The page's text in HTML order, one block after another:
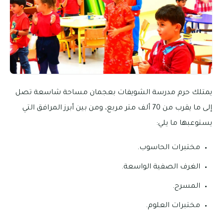
يمتلك حرم مدرسة الشويفات بعجمان مساحة شاسعة تصل
إلى ما يقرب من 70 ألف متر مربع، ومن بين أبرز المرافق التي
يستوعبها ما يلي:
مختبرات الحاسوب.
الغرف الصفية الواسعة.
المسرح.
مختبرات العلوم.